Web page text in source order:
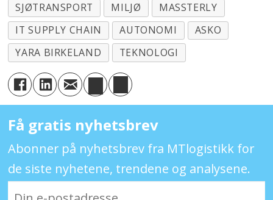
SJØTRANSPORT MILJØ
MASSTERLY
IT SUPPLY CHAIN
AUTONOMI
ASKO
YARA BIRKELAND
TEKNOLOGI
Få gratis nyhetsbrev
Abonner på nyhetsbrev fra MTlogistikk for
de siste nyhetene, trendene og analysene.